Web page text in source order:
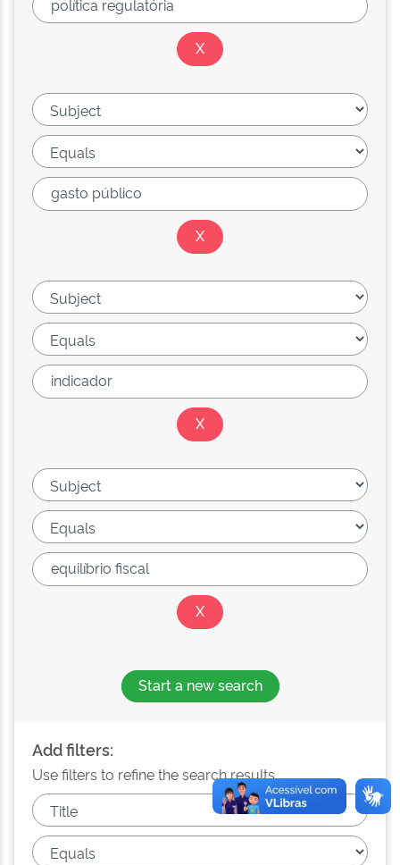
Start a new search
Add filters:
Use filters to refine the search results.